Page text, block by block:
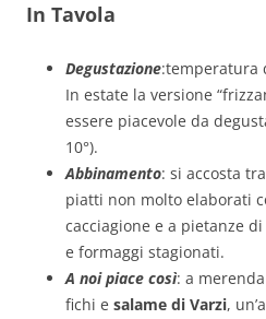
In Tavola
Degustazione:temperatura
In estate la versione
essere piacevole da
10°).
Abbinamento: si accosta
piatti non molto elaborati
cacciagione e a pietanze
e formaggi stagionati.
A noi piace così: a
fichi e salame di Varzi,